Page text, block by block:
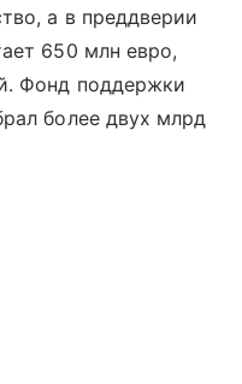
а в преддверии
650 млн евро,
Фонд поддержки
более двух млрд